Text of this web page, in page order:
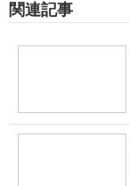
関連記事